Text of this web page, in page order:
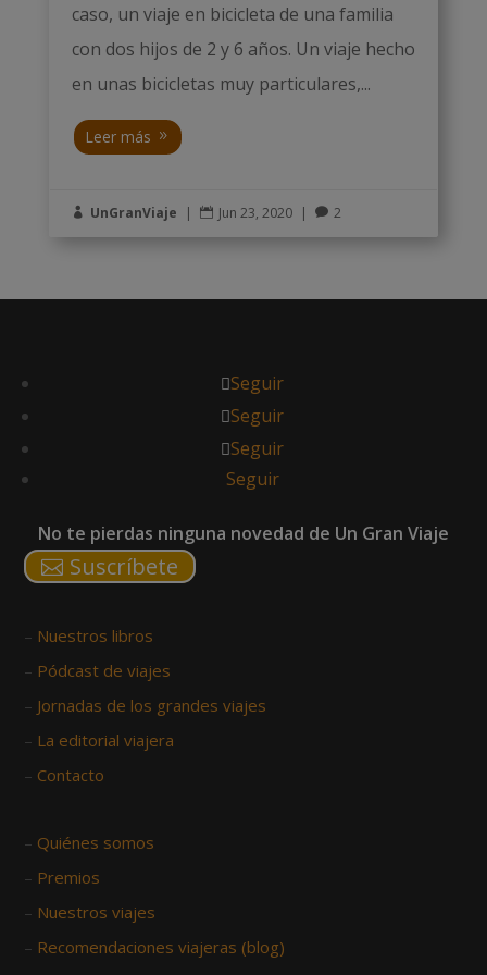
caso, un viaje en bicicleta de una familia
con dos hijos de 2 y 6 años. Un viaje hecho
en unas bicicletas muy particulares,...
Leer más
 UnGranViaje |  Jun 23, 2020 |  2
Seguir
Seguir
Seguir
Seguir
No te pierdas ninguna novedad de Un Gran Viaje
Suscríbete
– Nuestros libros
– Pódcast de viajes
– Jornadas de los grandes viajes
– La editorial viajera
– Contacto
– Quiénes somos
– Premios
– Nuestros viajes
– Recomendaciones viajeras (blog)